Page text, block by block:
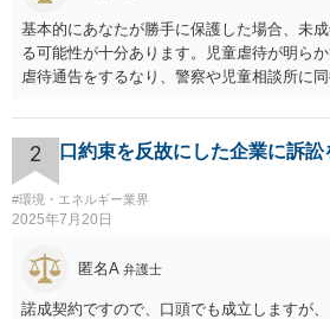
基本的にあなたが勝手に保護した場合、未
る可能性が十分あります。児童虐待が明ら
虐待通告をするなり、警察や児童相談所に
談所の関与を望んでいないケースでは難し
すが、少なくともあなたが保護者の承諾を
は避けた方が良いかと存じます。警察は親
た場合であっても、必ずしもあなたに味方す
ます。児童相談所に通告すべきであったと
で自らの支配下に置きたかったのではない
ります。
2 口約束を反故にした企業に訴
#環境・エネルギー業界
2025年7月20日
匿名A 弁護士
諾成契約ですので、口頭でも成立しますが